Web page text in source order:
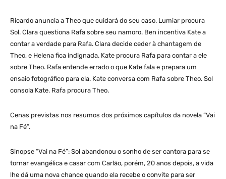
Ricardo anuncia a Theo que cuidará do seu caso. Lumiar procura
Sol. Clara questiona Rafa sobre seu namoro. Ben incentiva Kate a
contar a verdade para Rafa. Clara decide ceder à chantagem de
Theo, e Helena fica indignada. Kate procura Rafa para contar a ele
sobre Theo. Rafa entende errado o que Kate fala e prepara um
ensaio fotográfico para ela. Kate conversa com Rafa sobre Theo. Sol
consola Kate. Rafa procura Theo.
Cenas previstas nos resumos dos próximos capítulos da novela “Vai
na Fé”.
Sinopse “Vai na Fé”: Sol abandonou o sonho de ser cantora para se
tornar evangélica e casar com Carlão, porém, 20 anos depois, a vida
lhe dá uma nova chance quando ela recebe o convite para ser